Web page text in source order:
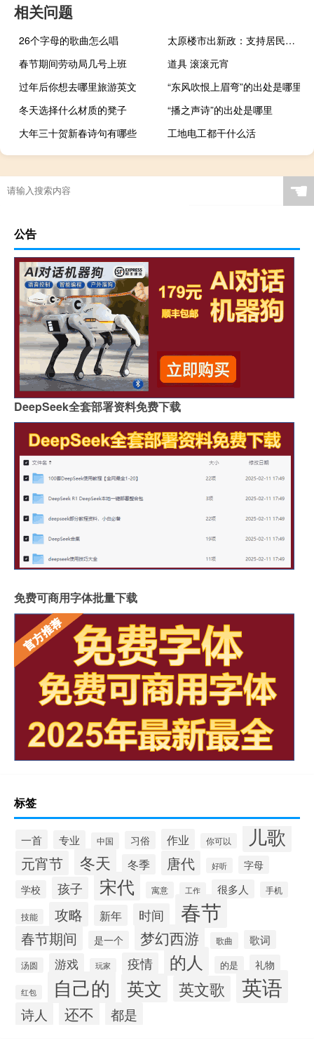
相关问题
26个字母的歌曲怎么唱
太原楼市出新政：支持居民换购住房退还个人所得税
春节期间劳动局几号上班
道具 滚滚元宵
过年后你想去哪里旅游英文
“东风吹恨上眉弯”的出处是哪里
冬天选择什么材质的凳子
“播之声诗”的出处是哪里
大年三十贺新春诗句有哪些
工地电工都干什么活
☚
公告
DeepSeek全套部署资料免费下载
免费可商用字体批量下载
标签
一首 专业 中国 习俗 作业 你可以 儿歌
元宵节 冬天 冬季 唐代 好听
字母
学校
孩子 宋代 寓意 工作 很多人 手机
技能 攻略 新年 时间 春节
春节期间 是一个 梦幻西游 歌曲 歌词
汤圆 游戏 玩家 疫情 的人 的是 礼物
红包 自己的 英文 英文歌 英语
诗人 还不 都是